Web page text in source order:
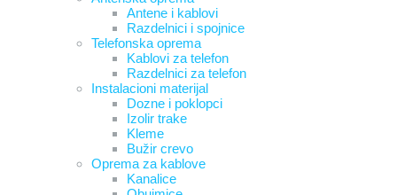
Antene i kablovi
Razdelnici i spojnice
Telefonska oprema
Kablovi za telefon
Razdelnici za telefon
Instalacioni materijal
Dozne i poklopci
Izolir trake
Kleme
Bužir crevo
Oprema za kablove
Kanalice